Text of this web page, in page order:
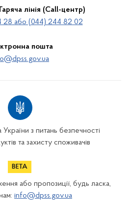
лінія (Call-центр)
28 або (044) 244 82 02
пошта
з питань безпечності
та захисту споживачів
або пропозиції, будь ласка,
info@dpss.gov.ua